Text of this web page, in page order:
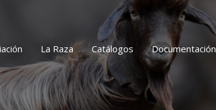
La Raza Catálogos Documentación